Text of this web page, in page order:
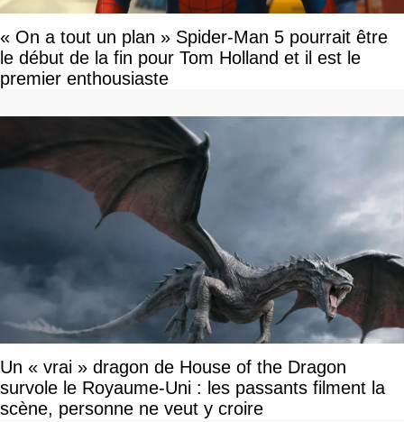
« On a tout un plan » Spider-Man 5 pourrait être
le début de la fin pour Tom Holland et il est le
premier enthousiaste
Un « vrai » dragon de House of the Dragon
survole le Royaume-Uni : les passants filment la
scène, personne ne veut y croire